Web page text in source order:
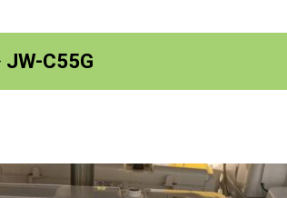
C55G